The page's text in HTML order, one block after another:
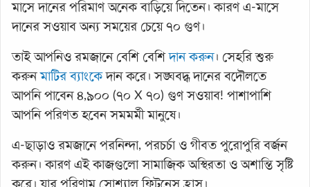
মাসে দানের পরিমাণ অনেক বাড়িয়ে দিতেন। কারণ এ-মাসে
দানের সওয়াব অন্য সময়ের চেয়ে ৭০ গুণ।
তাই আপনিও রমজানে বেশি বেশিদান করুন। সেহরি শুরু
করুনমাটির ব্যাংকেদান করে। সঙ্ঘবদ্ধ দানের বদৌলতে
আপনি পাবেন ৪,৯০০ (৭০ X ৭০) গুণ সওয়াব! পাশাপাশি
আপনি পরিণত হবেন সমমর্মী মানুষে।
এ-ছাড়াও রমজানে পরনিন্দা, পরচর্চা ও গীবত পুরোপুরি বর্জন
করুন। কারণ এই কাজগুলো সামাজিক অস্থিরতা ও অশান্তি সৃষ্টি
করে। যার পরিণাম সোশ্যাল ফিটনেস হ্রাস।